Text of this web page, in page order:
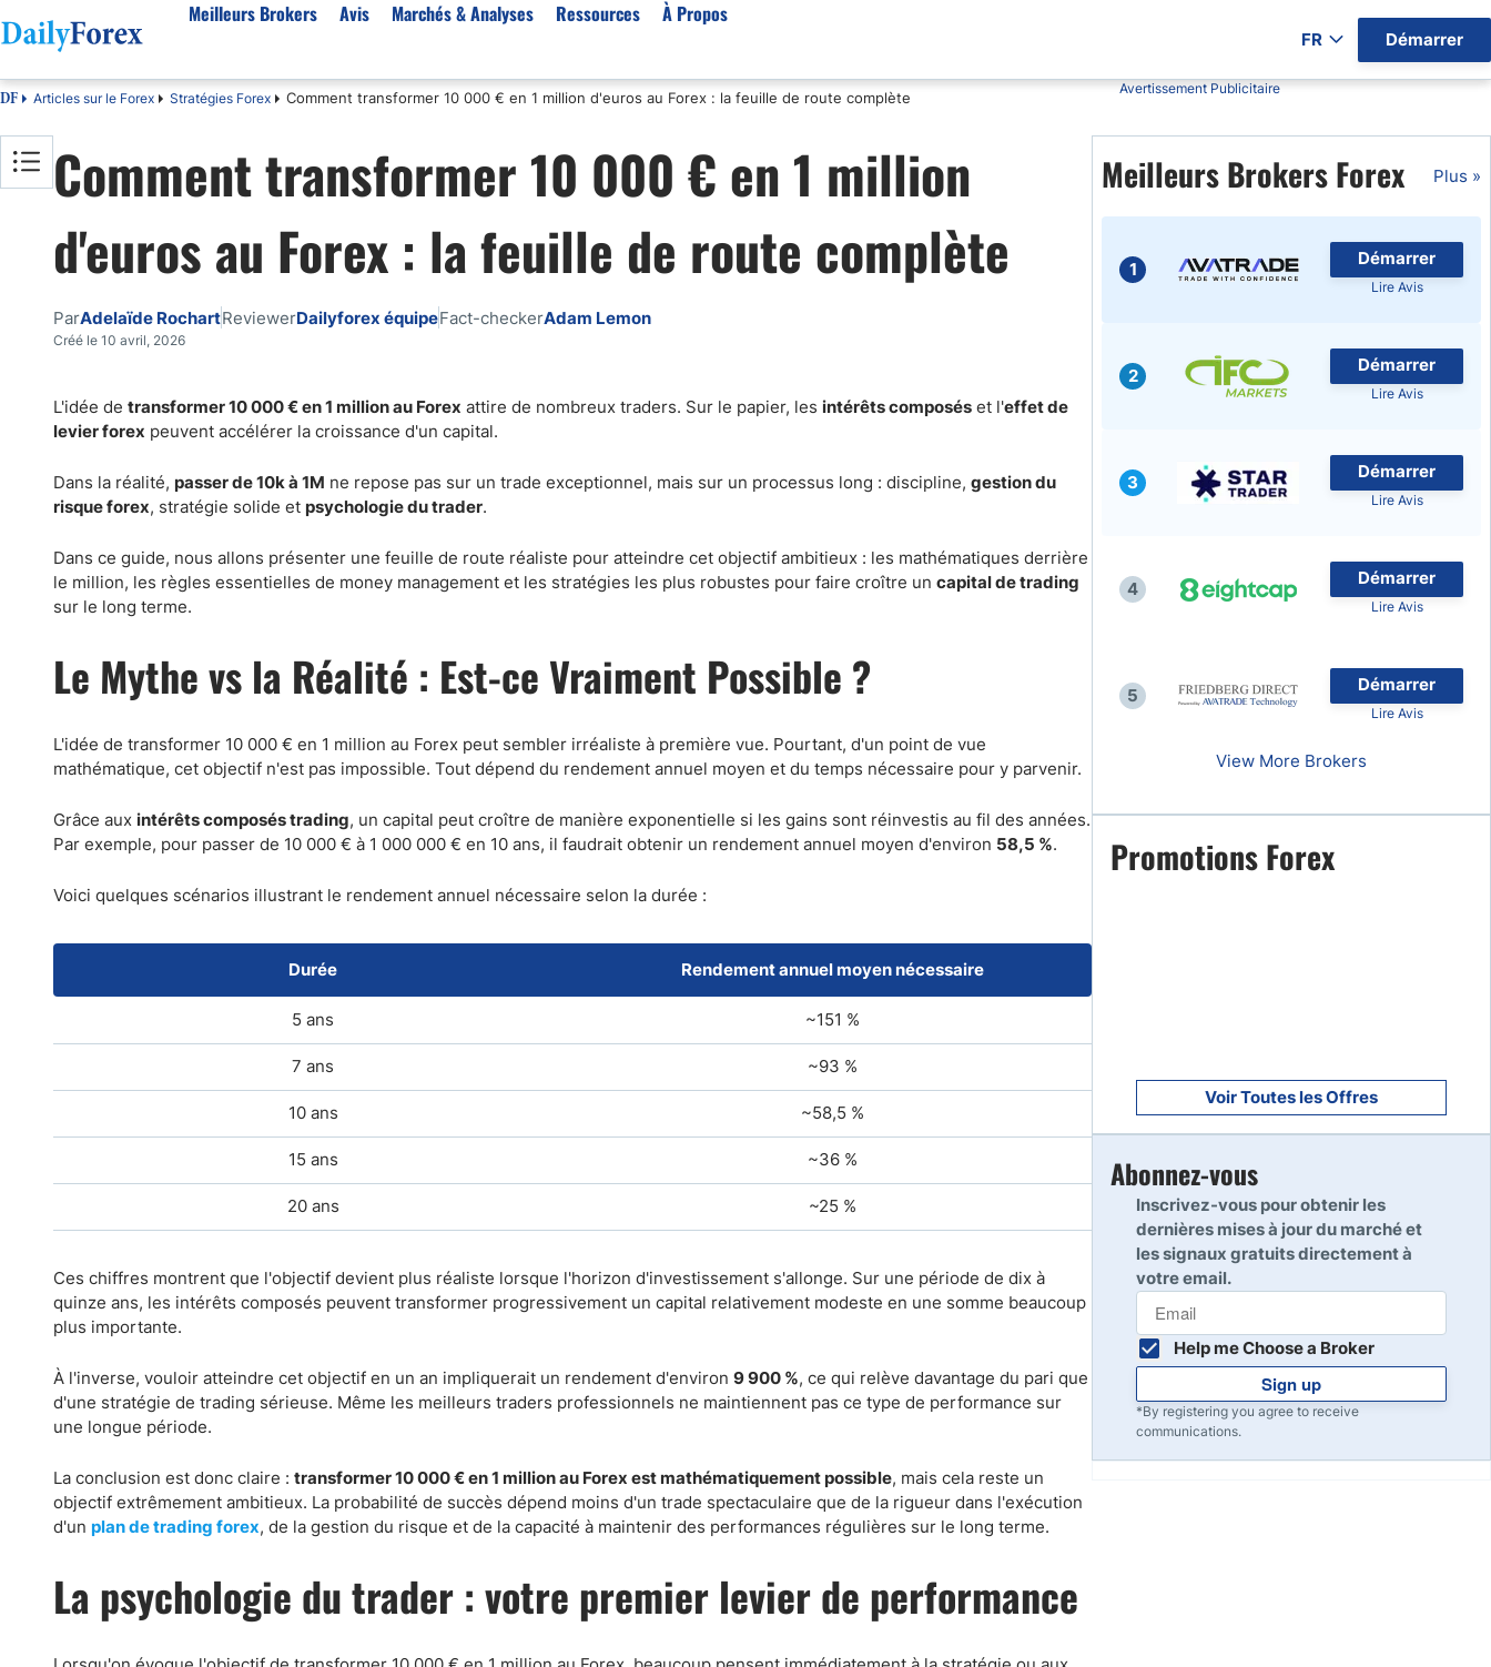
Meilleurs Brokers
Meilleurs brokers en France
Algérie
Maroc
Côte d'Ivoire
Burkina Faso
Belgique
Tunisie
Canada
Or XAU/USD
Effet de levier
Trading automatique
Algorithmes de trading gratuits
Trading du pétrole
Comptes démo
Plateformes de Forex
Day trading
Avis
StarTrader
Fintana
BlackBull Markets
Vantage FX
Eightcap
IFC Markets
Marchés & Analyses
EUR-USD
EUR/DZD
Or
Signaux de trading
Matières premières
CAC 40
NASDAQ 100
Gaz naturel
Ressources
Bonus
eBook Trading Gratuit
Articles sur le Forex
Réglementation
À Propos
À Propos de Nous
Pourquoi Nous Faire Confiance
Politique Editoriale
Score de Confiance
Notre Méthodologie
Démarrer
FR
DF Articles sur le Forex Stratégies Forex Comment transformer 10 000 € en 1 million d'euros au Forex : la feuille de route complète
Avertissement Publicitaire
Comment transformer 10 000 € en 1 million
d'euros au Forex : la feuille de route complète
ParAdelaïde RochartReviewerDailyforex équipeFact-checkerAdam Lemon
Créé le 10 avril, 2026
L'idée de transformer 10 000 € en 1 million au Forex attire de nombreux traders. Sur le papier, les intérêts composés et l'effet de
levier forex peuvent accélérer la croissance d'un capital.
Dans la réalité, passer de 10k à 1M ne repose pas sur un trade exceptionnel, mais sur un processus long : discipline, gestion du
risque forex, stratégie solide et psychologie du trader.
Dans ce guide, nous allons présenter une feuille de route réaliste pour atteindre cet objectif ambitieux : les mathématiques derrière
le million, les règles essentielles de money management et les stratégies les plus robustes pour faire croître un capital de trading
sur le long terme.
Le Mythe vs la Réalité : Est-ce Vraiment Possible ?
L'idée de transformer 10 000 € en 1 million au Forex peut sembler irréaliste à première vue. Pourtant, d'un point de vue
mathématique, cet objectif n'est pas impossible. Tout dépend du rendement annuel moyen et du temps nécessaire pour y parvenir.
Grâce aux intérêts composés trading, un capital peut croître de manière exponentielle si les gains sont réinvestis au fil des années.
Par exemple, pour passer de 10 000 € à 1 000 000 € en 10 ans, il faudrait obtenir un rendement annuel moyen d'environ 58,5 %.
Voici quelques scénarios illustrant le rendement annuel nécessaire selon la durée :
Durée Rendement annuel moyen nécessaire
5 ans ~151 %
7 ans ~93 %
10 ans ~58,5 %
15 ans ~36 %
20 ans ~25 %
Ces chiffres montrent que l'objectif devient plus réaliste lorsque l'horizon d'investissement s'allonge. Sur une période de dix à
quinze ans, les intérêts composés peuvent transformer progressivement un capital relativement modeste en une somme beaucoup
plus importante.
À l'inverse, vouloir atteindre cet objectif en un an impliquerait un rendement d'environ 9 900 %, ce qui relève davantage du pari que
d'une stratégie de trading sérieuse. Même les meilleurs traders professionnels ne maintiennent pas ce type de performance sur
une longue période.
La conclusion est donc claire : transformer 10 000 € en 1 million au Forex est mathématiquement possible, mais cela reste un
objectif extrêmement ambitieux. La probabilité de succès dépend moins d'un trade spectaculaire que de la rigueur dans l'exécution
d'un plan de trading forex, de la gestion du risque et de la capacité à maintenir des performances régulières sur le long terme.
La psychologie du trader : votre premier levier de performance
Meilleurs Brokers Forex Plus »
1
Démarrer
Lire Avis
2
Démarrer
Lire Avis
3
Démarrer
Lire Avis
4
Démarrer
Lire Avis
5
Démarrer
Lire Avis
View More Brokers
Promotions Forex
Voir Toutes les Offres
Abonnez-vous
Inscrivez-vous pour obtenir les
dernières mises à jour du marché et
les signaux gratuits directement à
votre email.
Help me Choose a Broker
Sign up
*By registering you agree to receive
communications.